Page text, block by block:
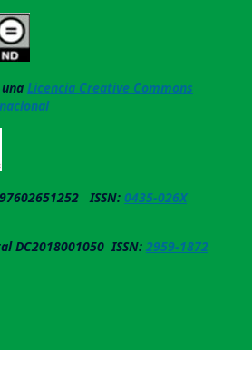
Licencia Creative Commons
ISSN: 0435-026X
DC2018001050 ISSN: 2959-1872